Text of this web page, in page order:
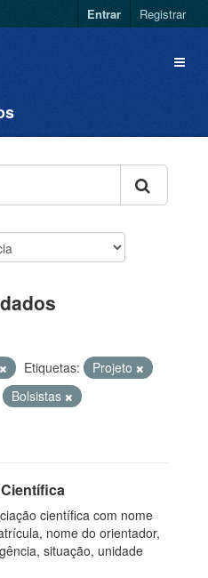
Entrar Registrar
Etiquetas:
Projeto
Bolsistas
científica com nome
nome do orientador,
situação, unidade